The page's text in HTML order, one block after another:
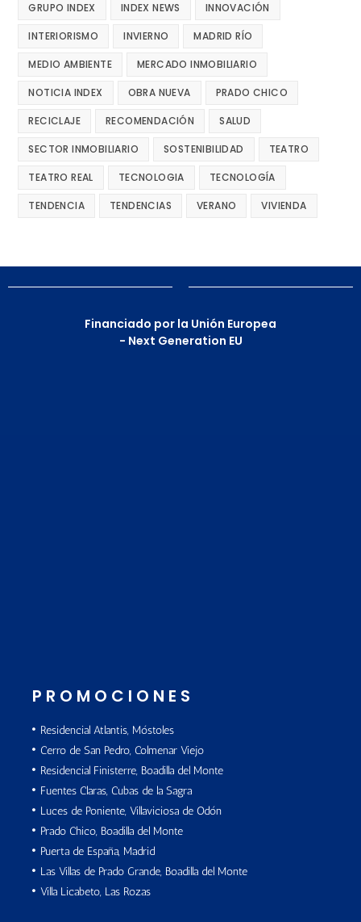
GRUPO INDEX INDEX NEWS INNOVACIÓN
INTERIORISMO INVIERNO MADRID RÍO
MEDIO AMBIENTE MERCADO INMOBILIARIO
NOTICIA INDEX OBRA NUEVA PRADO CHICO
RECICLAJE RECOMENDACIÓN SALUD
SECTOR INMOBILIARIO SOSTENIBILIDAD TEATRO
TEATRO REAL TECNOLOGIA TECNOLOGÍA
TENDENCIA TENDENCIAS VERANO VIVIENDA
Financiado por la Unión Europea
- Next Generation EU
PROMOCIONES
Residencial Atlantis, Móstoles
Cerro de San Pedro, Colmenar Viejo
Residencial Finisterre, Boadilla del Monte
Fuentes Claras, Cubas de la Sagra
Luces de Poniente, Villaviciosa de Odón
Prado Chico, Boadilla del Monte
Puerta de España, Madrid
Las Villas de Prado Grande, Boadilla del Monte
Villa Licabeto, Las Rozas